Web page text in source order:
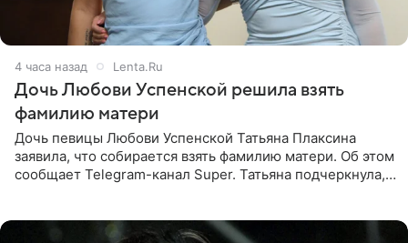
4 часа назад Lenta.Ru
Дочь Любови Успенской решила взять
фамилию матери
Дочь певицы Любови Успенской Татьяна Плаксина
заявила, что собирается взять фамилию матери. Об этом
сообщает Telegram-канал Super. Татьяна подчеркнула,